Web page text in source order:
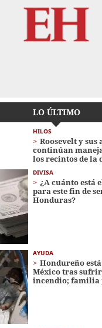
LO ÚLTIMO
HILOS
Roosevelt y sus
continúan
los recintos de la
DIVISA
¿A cuánto está
para este fin de
Honduras?
AYUDA
Hondureño
México tras
incendio; familia